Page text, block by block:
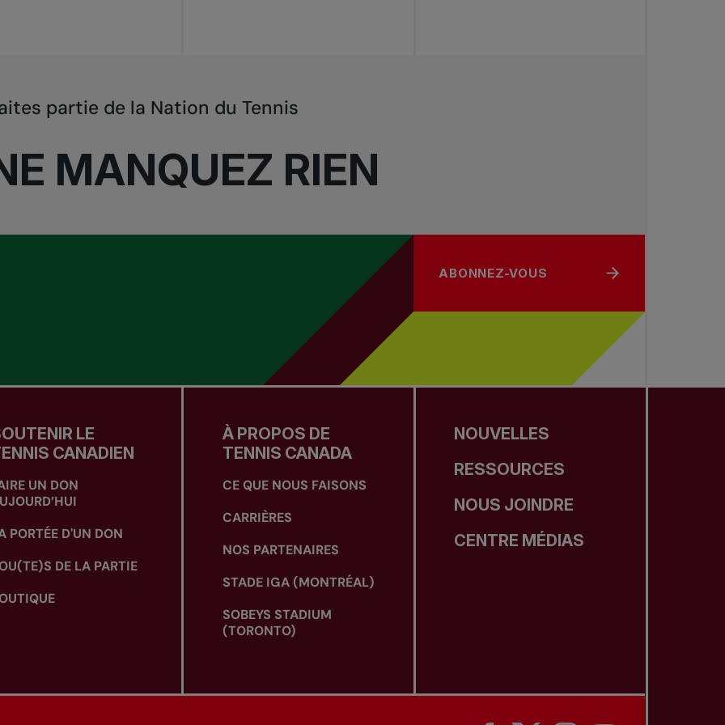
MANQUEZ RIEN
partie de la Nation du Tennis
ABONNEZ-VOUS
LE
CANADIEN
UN DON
PORTÉE D'UN DON
DE LA PARTIE
À PROPOS DE
TENNIS CANADA
CE QUE NOUS FAISONS
CARRIÈRES
NOS PARTENAIRES
STADE IGA (MONTRÉAL)
SOBEYS STADIUM
(TORONTO)
NOUVELLES
RESSOURCES
NOUS JOINDRE
CENTRE MÉDIAS